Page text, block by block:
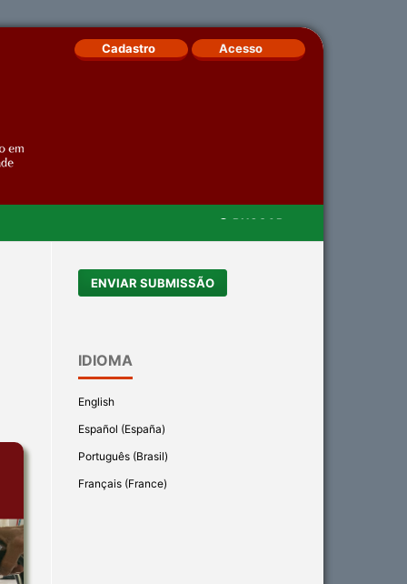
BUSCAR
Cadastro Acesso
ENVIAR SUBMISSÃO
IDIOMA
English
Español (España)
Português (Brasil)
Français (France)